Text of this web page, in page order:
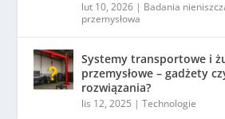
lut 10, 2026 | Badania
przemysłowa
Systemy transportowe i
przemysłowe – gadżety
rozwiązania?
lis 12, 2025 |Technologie